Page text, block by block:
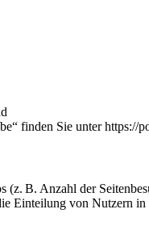
finden Sie unter https://
B. Anzahl der
Einteilung von Nutzern